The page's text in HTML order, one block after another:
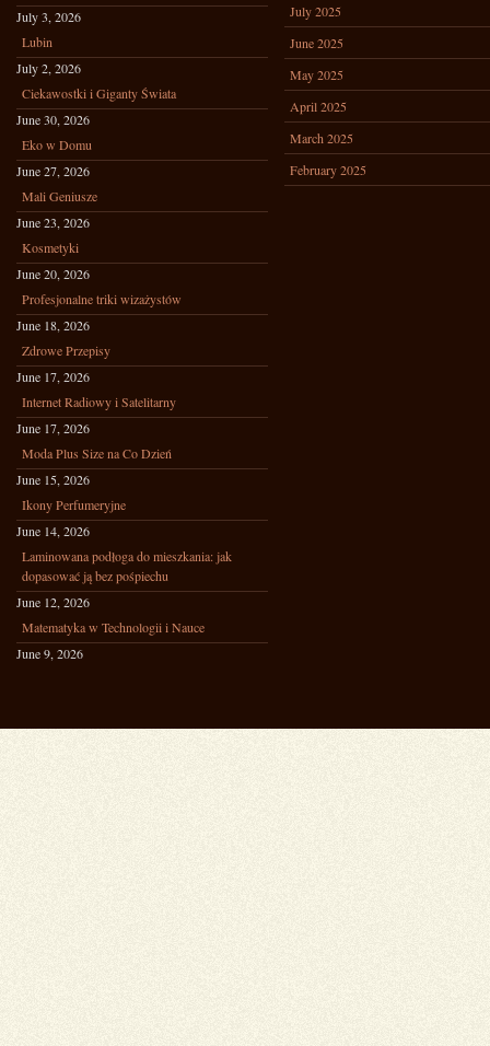
July 3, 2026
Lubin
July 2, 2026
Ciekawostki i Giganty Świata
June 30, 2026
Eko w Domu
June 27, 2026
Mali Geniusze
June 23, 2026
Kosmetyki
June 20, 2026
Profesjonalne triki wizażystów
June 18, 2026
Zdrowe Przepisy
June 17, 2026
Internet Radiowy i Satelitarny
June 17, 2026
Moda Plus Size na Co Dzień
June 15, 2026
Ikony Perfumeryjne
June 14, 2026
Laminowana podłoga do mieszkania: jak
dopasować ją bez pośpiechu
June 12, 2026
Matematyka w Technologii i Nauce
June 9, 2026
July 2025
June 2025
May 2025
April 2025
March 2025
February 2025